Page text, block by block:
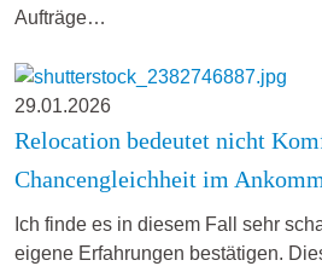
Aufträge…
29.01.2026
Relocation bedeutet nicht
Chancengleichheit im
Ich finde es in diesem Fall sehr
eigene Erfahrungen bestätigen.